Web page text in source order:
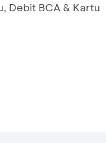
Debit BCA & Kartu